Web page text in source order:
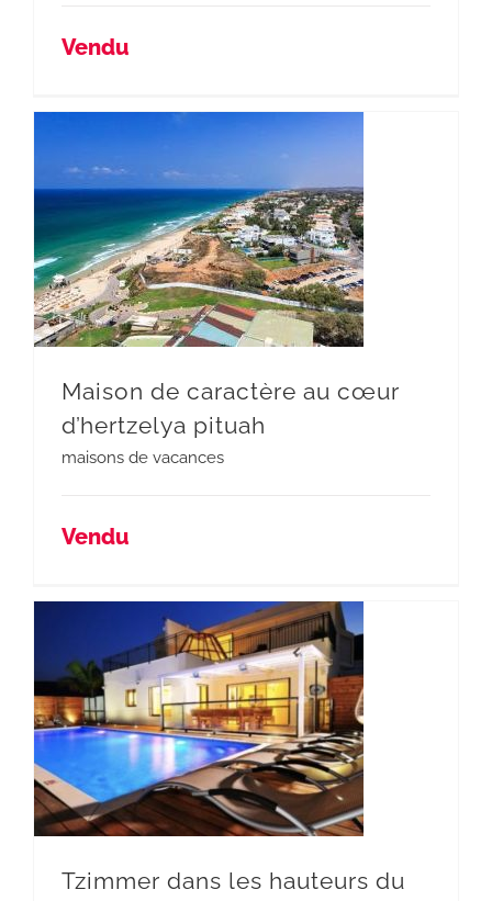
Vendu
Maison de caractère au cœur
d’hertzelya pituah
maisons de vacances
Vendu
Tzimmer dans les hauteurs du